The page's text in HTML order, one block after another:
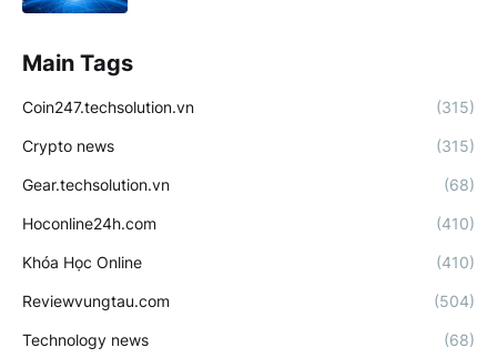
Main Tags
Coin247.techsolution.vn (315)
Crypto news (315)
Gear.techsolution.vn (68)
Hoconline24h.com (410)
Khóa Học Online (410)
Reviewvungtau.com (504)
Technology news (68)